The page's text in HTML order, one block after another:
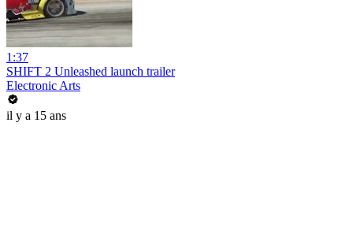
1:37
SHIFT 2 Unleashed launch trailer
Electronic Arts
il y a 15 ans